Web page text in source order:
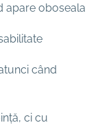
apare oboseala
când
ci cu